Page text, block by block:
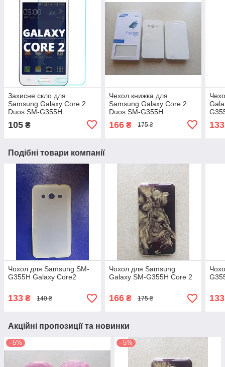
Захисне скло для
Samsung Galaxy Core 2
Duos SM-G355H
105 ₴
Чехол книжка для
Samsung Galaxy Core 2
Duos SM-G355H
166₴ 175 ₴ 133
Подібні товари компанії
Чохол для Samsung SM-
G355H Galaxy Core2
133 ₴ 140 ₴
Чохол для Samsung
Galaxy SM-G355H Core 2
166₴ 175 ₴ 133
Акційні пропозиції та новинки
–5% –5%